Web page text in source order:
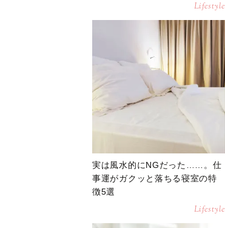
Lifestyle
実は風水的にNGだった……。仕
事運がガクッと落ちる寝室の特
徴5選
Lifestyle